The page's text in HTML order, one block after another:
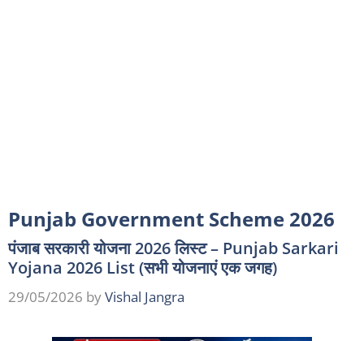
Punjab Government Scheme 2026
पंजाब सरकारी योजना 2026 लिस्ट – Punjab Sarkari
Yojana 2026 List (सभी योजनाएं एक जगह)
29/05/2026 byVishal Jangra